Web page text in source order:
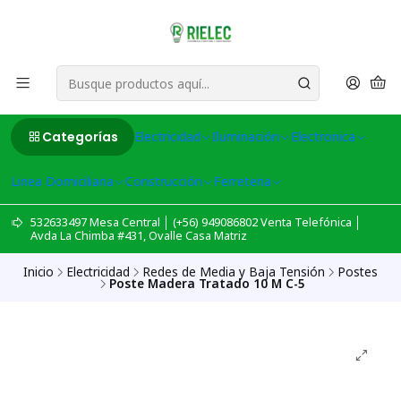
Categorías Electricidad Iluminación Electronica
Linea Domiciliaria Construcción Ferreteria
532633497 Mesa Central │ (+56) 949086802 Venta Telefónica │
Avda La Chimba #431, Ovalle Casa Matriz
Inicio Electricidad Redes de Media y Baja Tensión Postes
Poste Madera Tratado 10 M C-5